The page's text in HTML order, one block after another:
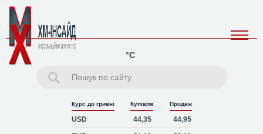
°C
Курс до гривні Купівля Продаж
USD 44,35 44,95